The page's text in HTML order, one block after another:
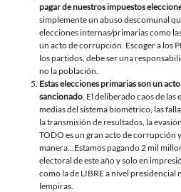
pagar de nuestros impuestos
simplemente un abuso descomunal
elecciones internas/primarias como
un acto de corrupción. Escoger a los
los partidos, debe ser una
no la población.
Estas elecciones primarias son un
sancionado . El deliberado caos de
medias del sistema biométrico, las
la transmisión de resultados, la
TODO es un gran acto de corrupción
manera…Estamos pagando 2 mil
electoral de este año y solo en
como la de LIBRE a nivel
lempiras.